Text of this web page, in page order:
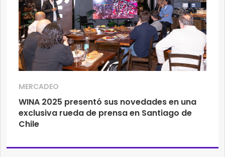
MERCADEO
WINA 2025 presentó sus novedades en una
exclusiva rueda de prensa en Santiago de
Chile